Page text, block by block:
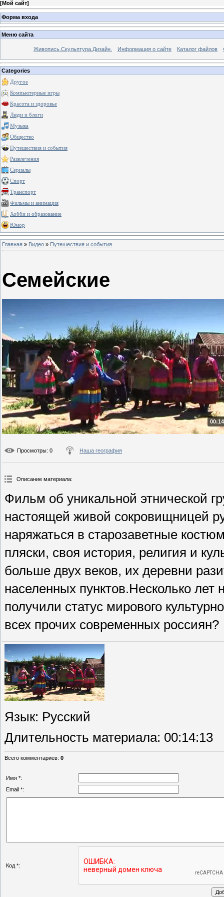
[Мой сайт]
Форма входа
Меню сайта
Живопись.Скульптура.Дизайн. Информация о сайте Каталог файлов
Categories
Другое
Компьютерные игры
Красота и здоровье
Люди и блоги
Музыка
Общество
Путешествия и события
Развлечения
Сериалы
Спорт
Транспорт
Фильмы и анимация
Хобби и образование
Юмор
Главная » Видео » Путешествия и события
Семейские
Просмотры: 0 Наша география
Описание материала:
Фильм об уникальной этнической
настоящей живой сокровищницей
наряжаться в старозаветные
пляски, своя история, религия и
больше двух веков, их деревни
населенных пунктов.Несколько
получили статус мирового
всех прочих современных россиян?
Язык: Русский
Длительность материала: 00:14:13
Всего комментариев: 0
Имя *:
Email *:
Код *: